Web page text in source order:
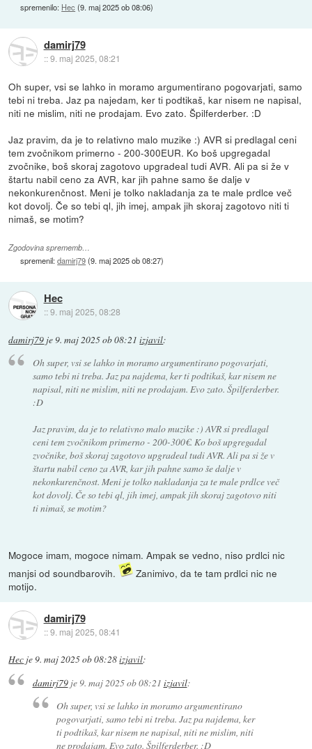
spremenilo: Hec (9. maj 2025 ob 08:06)
damirj79
::9. maj 2025, 08:21
Oh super, vsi se lahko in moramo argumentirano pogovarjati, samo
tebi ni treba. Jaz pa najedam, ker ti podtikaš, kar nisem ne napisal,
niti ne mislim, niti ne prodajam. Evo zato. Špilferderber. :D
Jaz pravim, da je to relativno malo muzike :) AVR si predlagal ceni
tem zvočnikom primerno - 200-300EUR. Ko boš upgregadal
zvočnike, boš skoraj zagotovo upgradeal tudi AVR. Ali pa si že v
štartu nabil ceno za AVR, kar jih pahne samo še dalje v
nekonkurenčnost. Meni je tolko nakladanja za te male prdlce več
kot dovolj. Če so tebi ql, jih imej, ampak jih skoraj zagotovo niti ti
nimaš, se motim?
Zgodovina sprememb…
spremenil:damirj79(9. maj 2025 ob 08:27)
Hec
::9. maj 2025, 08:28
damirj79 je9. maj 2025 ob 08:21 izjavil:
Oh super, vsi se lahko in moramo argumentirano pogovarjati,
samo tebi ni treba. Jaz pa najdema, ker ti podtikaš, kar nisem ne
napisal, niti ne mislim, niti ne prodajam. Evo zato. Špilferderber.
:D
Jaz pravim, da je to relativno malo muzike :) AVR si predlagal
ceni tem zvočnikom primerno - 200-300€. Ko boš upgregadal
zvočnike, boš skoraj zagotovo upgradeal tudi AVR. Ali pa si že v
štartu nabil ceno za AVR, kar jih pahne samo še dalje v
nekonkurenčnost. Meni je tolko nakladanja za te male prdlce več
kot dovolj. Če so tebi ql, jih imej, ampak jih skoraj zagotovo niti
ti nimaš, se motim?
Mogoce imam, mogoce nimam. Ampak se vedno, niso prdlci nic
manjsi od soundbarovih.
Zanimivo, da te tam prdlci nic ne
motijo.
damirj79
::9. maj 2025, 08:41
Hec je9. maj 2025 ob 08:28izjavil:
damirj79je9. maj 2025 ob 08:21 izjavil:
Oh super, vsi se lahko in moramo argumentirano
pogovarjati, samo tebi ni treba. Jaz pa najdema, ker
ti podtikaš, kar nisem ne napisal, niti ne mislim, niti
ne prodajam. Evo zato. Špilferderber. :D